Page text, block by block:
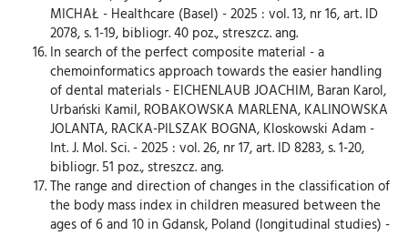
MICHAŁ - Healthcare (Basel) - 2025 : vol. 13, nr 16, art. ID
2078, s. 1-19, bibliogr. 40 poz., streszcz. ang.
In search of the perfect composite material - a
chemoinformatics approach towards the easier handling
of dental materials - EICHENLAUB JOACHIM, Baran Karol,
Urbański Kamil, ROBAKOWSKA MARLENA, KALINOWSKA
JOLANTA, RACKA-PILSZAK BOGNA, Kloskowski Adam -
Int. J. Mol. Sci. - 2025 : vol. 26, nr 17, art. ID 8283, s. 1-20,
bibliogr. 51 poz., streszcz. ang.
The range and direction of changes in the classification of
the body mass index in children measured between the
ages of 6 and 10 in Gdansk, Poland (longitudinal studies) -